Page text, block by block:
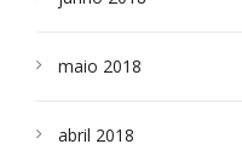
maio 2018
abril 2018